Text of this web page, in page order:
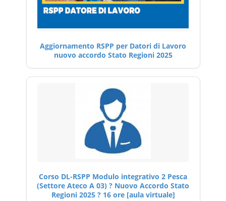
Aggiornamento RSPP per Datori di Lavoro
nuovo accordo Stato Regioni 2025
Corso DL-RSPP Modulo integrativo 2 Pesca
(Settore Ateco A 03) ? Nuovo Accordo Stato
Regioni 2025 ? 16 ore [aula virtuale]